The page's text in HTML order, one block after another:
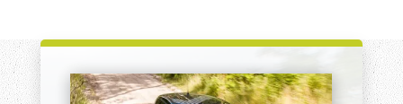
era:
es: